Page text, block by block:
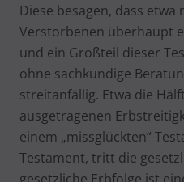
Diese besagen, dass
Verstorbenen überhaupt
und ein Großteil dieser
ohne sachkundige
streitanfällig. Etwa die
ausgetragenen
einem „missglückten“
Testament, tritt die